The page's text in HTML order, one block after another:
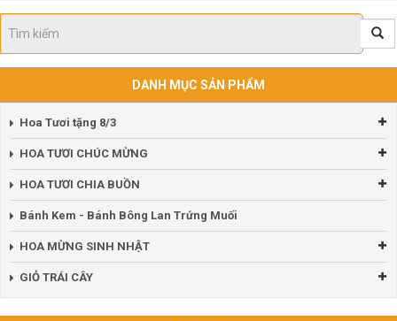
DANH MỤC SẢN PHẨM
Hoa Tươi tặng 8/3
HOA TƯƠI CHÚC MỪNG
HOA TƯƠI CHIA BUỒN
Bánh Kem - Bánh Bông Lan Trứng Muối
HOA MỪNG SINH NHẬT
GIỎ TRÁI CÂY